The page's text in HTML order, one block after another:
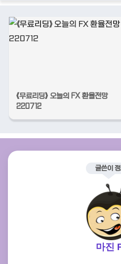
《무료리딩》 오늘의 FX 환율전망
220712
글쓴이
마진